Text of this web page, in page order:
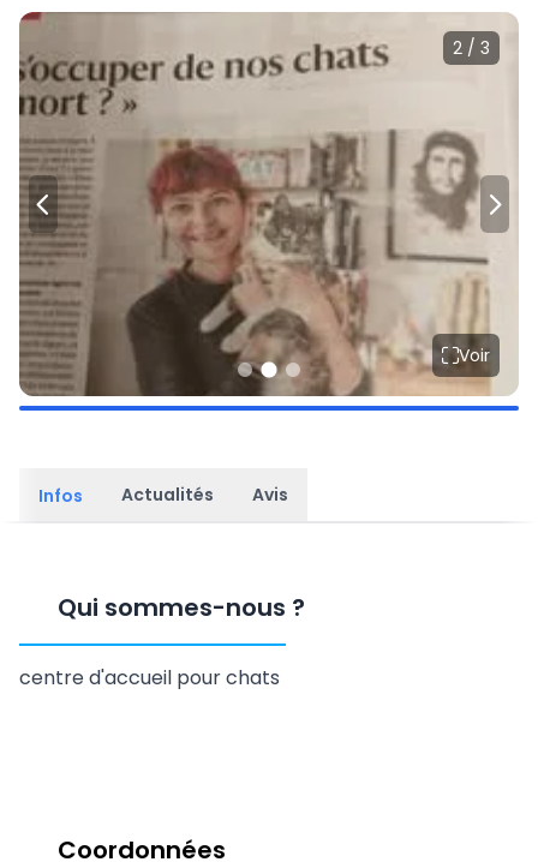
2 / 3
Voir
Infos Actualités Avis
Qui sommes-nous ?
centre d'accueil pour chats
Coordonnées